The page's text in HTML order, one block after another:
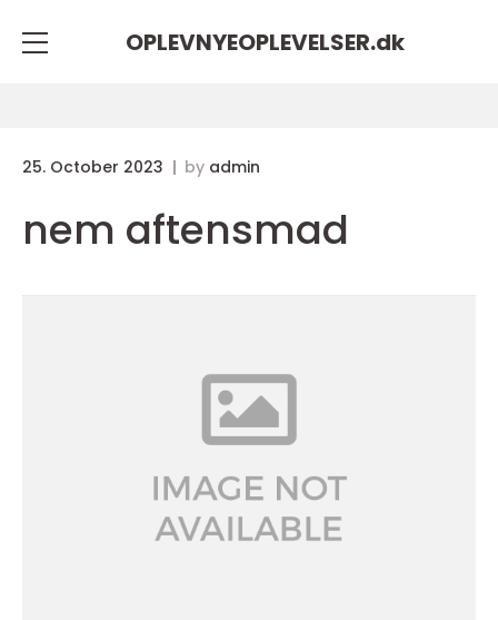
OPLEVNYEOPLEVELSER.dk
25. October 2023 by admin
nem aftensmad